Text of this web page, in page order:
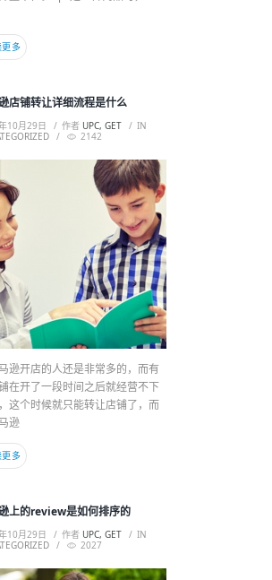
更多
店铺转让详细流程是什么
10月29日 作者 UPC, GET
IN
2142
逊开店的人还是非常多的，而有
在开了一段时间之后就经营不下
这个时候就只能转让店铺了，而
逊
更多
上的review是如何排序的
10月29日 作者 UPC, GET
IN
2027